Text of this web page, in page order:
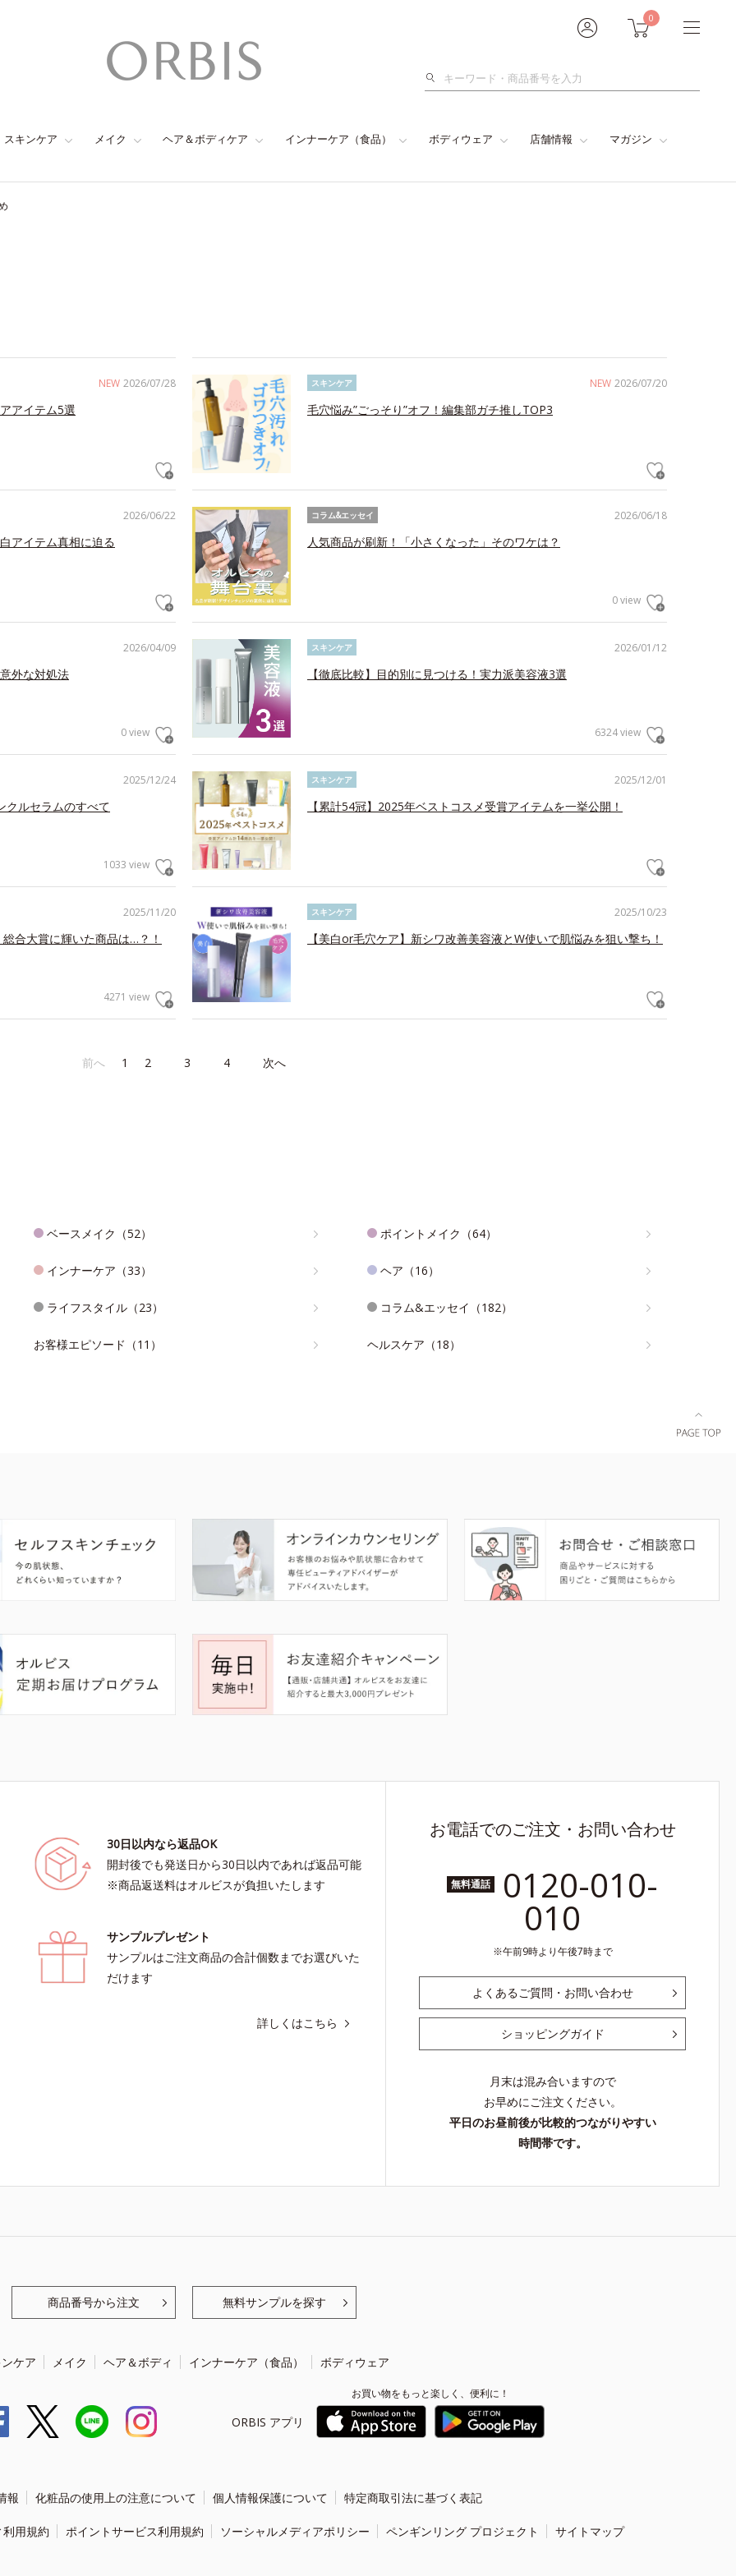
0
検
スキンケア メイク ヘア＆ボディケア インナーケア（食品） ボディウェア 店舗情報 マガジン
NEW 2026/07/28
アイテム5選
NEW 2026/07/20
スキンケア
毛穴悩み”ごっそり”オフ！編集部ガチ推しTOP3
2026/06/22
アイテム真相に迫る
2026/06/18
コラム&エッセイ
人気商品が刷新！「小さくなった」そのワケは？
0 view
2026/04/09
外な対処法
0 view
2026/01/12
スキンケア
【徹底比較】目的別に見つける！実力派美容液3選
6324 view
2025/12/24
クルセラムのすべて
1033 view
2025/12/01
スキンケア
【累計54冠】2025年ベストコスメ受賞アイテムを一挙公開！
2025/11/20
合大賞に輝いた商品は…？！
4271 view
2025/10/23
スキンケア
【美白or毛穴ケア】新シワ改善美容液とW使いで肌悩みを狙い撃ち！
前へ 1 2 3 4 次へ
ベースメイク（52） ポイントメイク（64）
インナーケア（33） ヘア（16）
ライフスタイル（23） コラム&エッセイ（182）
お客様エピソード（11） ヘルスケア（18）
30日以内なら返品OK
開封後でも発送日から30日以内であれば返品可能
※商品返送料はオルビスが負担いたします
サンプルプレゼント
サンプルはご注文商品の合計個数までお選びいた
だけます
詳しくはこちら
お電話でのご注文・お問い合わせ
無料通話 0120-010-
010
午前9時より午後7時まで
よくあるご質問・お問い合わせ
ショッピングガイド
月末は混み合いますので
お早めにご注文ください。
平日のお昼前後が比較的つながりやすい
時間帯です。
商品番号から注文 無料サンプルを探す
ケア メイク ヘア＆ボディ インナーケア（食品） ボディウェア
ORBIS アプリ
お買い物をもっと楽しく、便利に！
報 化粧品の使用上の注意について 個人情報保護について 特定商取引法に基づく表記
用規約 ポイントサービス利用規約 ソーシャルメディアポリシー ペンギンリング プロジェクト サイトマップ